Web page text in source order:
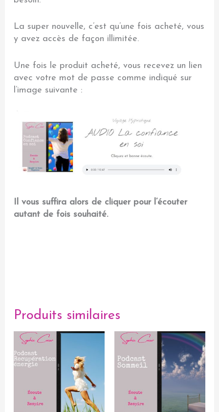
La super nouvelle, c’est qu’une fois acheté, vous
y avez accès de façon illimitée.
Une fois le produit acheté, vous recevez un lien
avec votre mot de passe comme indiqué sur
l’image suivante :
Il vous suffira alors de cliquer pour l’écouter
autant de fois souhaité.
Produits similaires